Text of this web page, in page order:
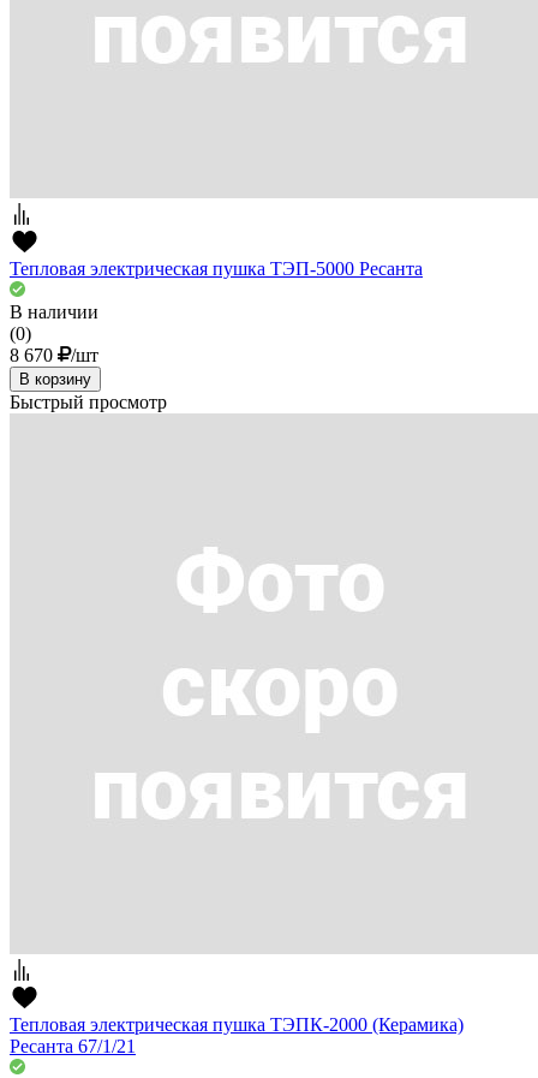
Тепловая электрическая пушка ТЭП-5000 Ресанта
В наличии
(0)
8 670
/шт
В корзину
Быстрый просмотр
Тепловая электрическая пушка ТЭПК-2000 (Керамика)
Ресанта 67/1/21